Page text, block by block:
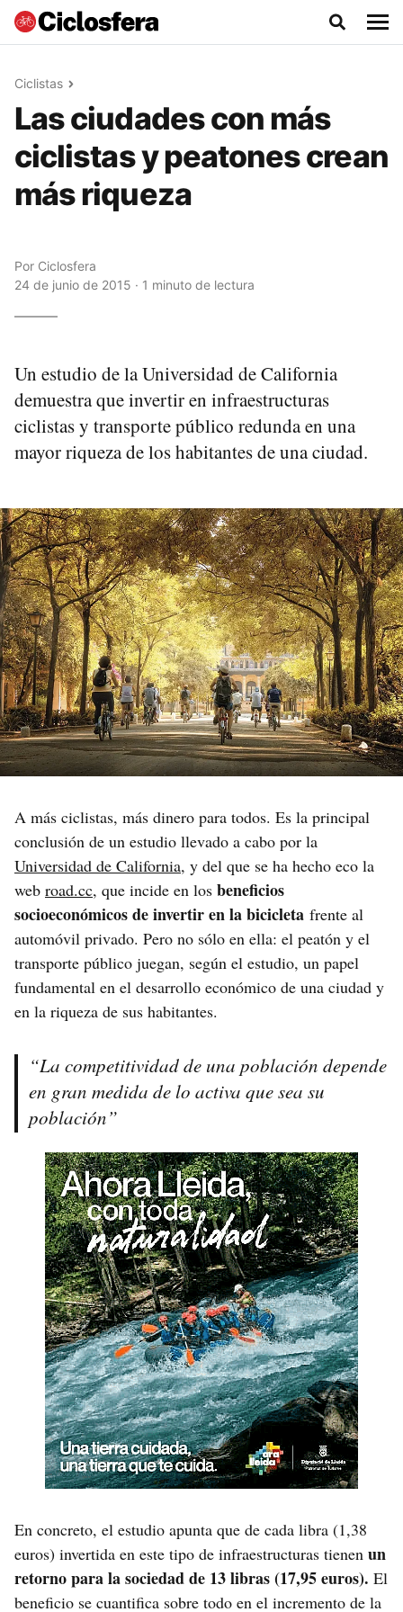
Ciclistas
Las ciudades con más
ciclistas y peatones crean
más riqueza
Por Ciclosfera
24 de junio de 2015 · 1 minuto de lectura
Un estudio de la Universidad de California
demuestra que invertir en infraestructuras
ciclistas y transporte público redunda en una
mayor riqueza de los habitantes de una ciudad.
A más ciclistas, más dinero para todos. Es la principal
conclusión de un estudio llevado a cabo por la
Universidad de California, y del que se ha hecho eco la
web road.cc, que incide en los beneficios
socioeconómicos de invertir en la bicicleta frente al
automóvil privado. Pero no sólo en ella: el peatón y el
transporte público juegan, según el estudio, un papel
fundamental en el desarrollo económico de una ciudad y
en la riqueza de sus habitantes.
“La competitividad de una población depende
en gran medida de lo activa que sea su
población”
En concreto, el estudio apunta que de cada libra (1,38
euros) invertida en este tipo de infraestructuras tienen un
retorno para la sociedad de 13 libras (17,95 euros). El
beneficio se cuantifica sobre todo en el incremento de la